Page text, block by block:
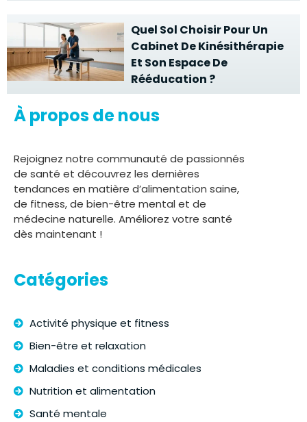
Quel Sol Choisir Pour Un
Cabinet De Kinésithérapie
Et Son Espace De
Rééducation ?
À propos de nous
Rejoignez notre communauté de passionnés
de santé et découvrez les dernières
tendances en matière d’alimentation saine,
de fitness, de bien-être mental et de
médecine naturelle. Améliorez votre santé
dès maintenant !
Catégories
Activité physique et fitness
Bien-être et relaxation
Maladies et conditions médicales
Nutrition et alimentation
Santé mentale